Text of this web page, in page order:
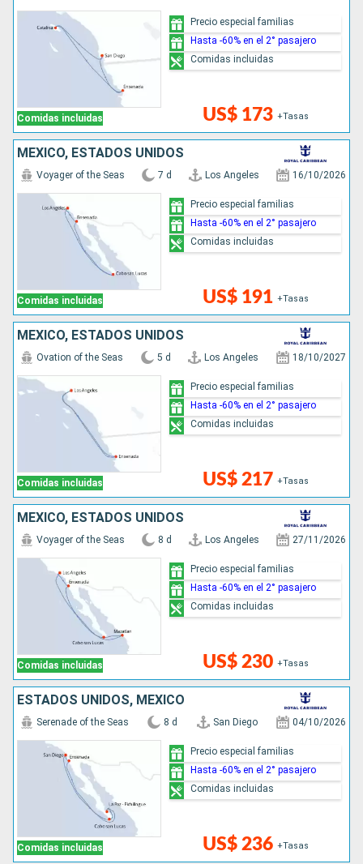
Comidas incluidas US$ 173 +Tasas
Precio especial familias
Hasta -60% en el 2° pasajero
Comidas incluidas
MÉXICO, ESTADOS UNIDOS
Comidas incluidas
Voyager of the Seas 7 d Los Angeles 16/10/2026
US$ 191 +Tasas
Precio especial familias
Hasta -60% en el 2° pasajero
Comidas incluidas
MÉXICO, ESTADOS UNIDOS
Comidas incluidas
Ovation of the Seas 5 d Los Angeles 18/10/2027
US$ 217 +Tasas
Precio especial familias
Hasta -60% en el 2° pasajero
Comidas incluidas
MÉXICO, ESTADOS UNIDOS
Comidas incluidas
Voyager of the Seas 8 d Los Angeles 27/11/2026
US$ 230 +Tasas
Precio especial familias
Hasta -60% en el 2° pasajero
Comidas incluidas
ESTADOS UNIDOS, MÉXICO
Comidas incluidas
Serenade of the Seas 8 d San Diego 04/10/2026
US$ 236 +Tasas
Precio especial familias
Hasta -60% en el 2° pasajero
Comidas incluidas